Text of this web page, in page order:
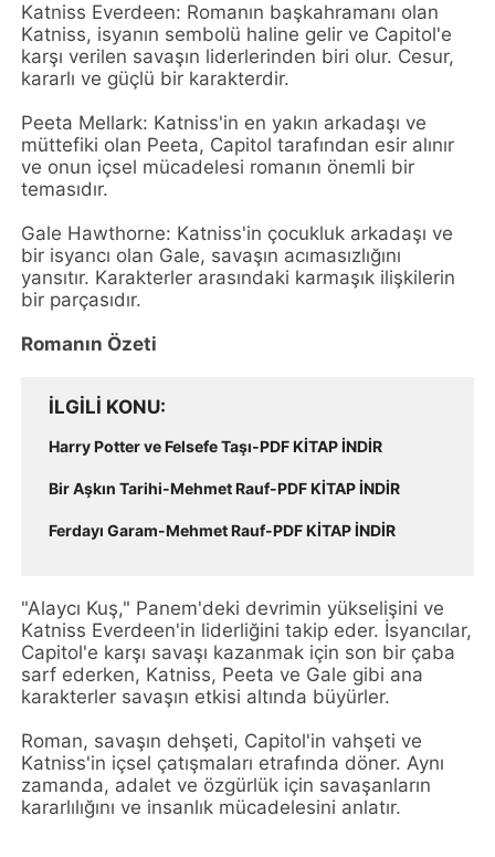
Katniss Everdeen: Romanın başkahramanı olan
Katniss, isyanın sembolü haline gelir ve Capitol'e
karşı verilen savaşın liderlerinden biri olur. Cesur,
kararlı ve güçlü bir karakterdir.
Peeta Mellark: Katniss'in en yakın arkadaşı ve
müttefiki olan Peeta, Capitol tarafından esir alınır
ve onun içsel mücadelesi romanın önemli bir
temasıdır.
Gale Hawthorne: Katniss'in çocukluk arkadaşı ve
bir isyancı olan Gale, savaşın acımasızlığını
yansıtır. Karakterler arasındaki karmaşık ilişkilerin
bir parçasıdır.
Romanın Özeti
İLGILI KONU
Harry Potter ve Felsefe Taşı-PDF KİTAP İNDİR
Bir Aşkın Tarihi-Mehmet Rauf-PDF KİTAP İNDİR
Ferdayı Garam-Mehmet Rauf-PDF KİTAP İNDİR
"Alaycı Kuş," Panem'deki devrimin yükselişini ve
Katniss Everdeen'in liderliğini takip eder. İsyancılar,
Capitol'e karşı savaşı kazanmak için son bir çaba
sarf ederken, Katniss, Peeta ve Gale gibi ana
karakterler savaşın etkisi altında büyürler.
Roman, savaşın dehşeti, Capitol'in vahşeti ve
Katniss'in içsel çatışmaları etrafında döner. Aynı
zamanda, adalet ve özgürlük için savaşanların
kararlılığını ve insanlık mücadelesini anlatır.